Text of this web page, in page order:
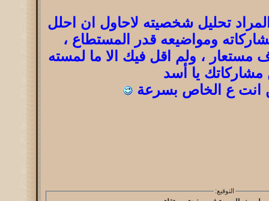
تحليل شخصيته لاحاول ان احلل
ومواضيعه قدر المستطاع ،
مستعار ، ولم اقل فيك الا ما لمسته
يا أسد
انت ع الخاص بسرعة
التوقيع: